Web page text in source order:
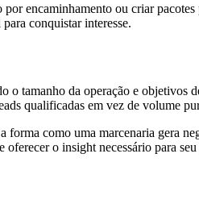
encaminhamento ou criar
conquistar interesse.
tamanho da operação e objetivos
qualificadas em vez de volume
como uma marcenaria gera
o insight necessário para